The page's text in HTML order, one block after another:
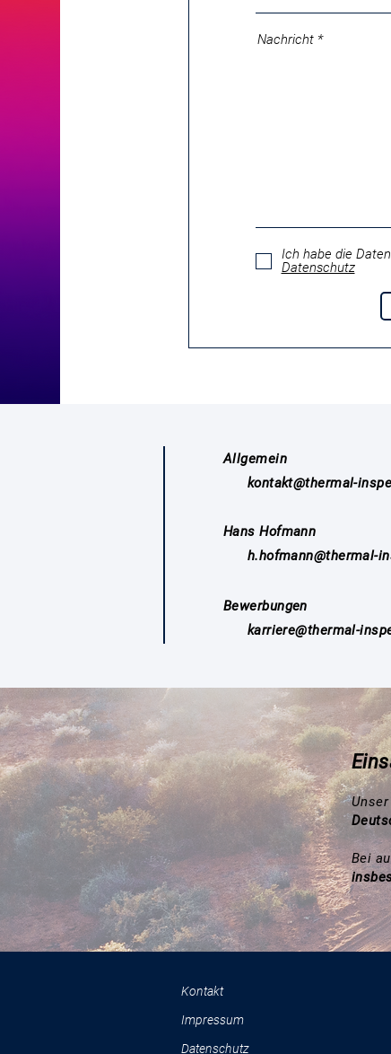
Nachricht
Ich habe die
Datenschutz
Allgemein
kontakt@thermal-
Hans Hofmann
h.hofmann@thermal-
Bewerbungen
karriere@thermal-
Bei
Kontakt
Impressum
Datenschutz